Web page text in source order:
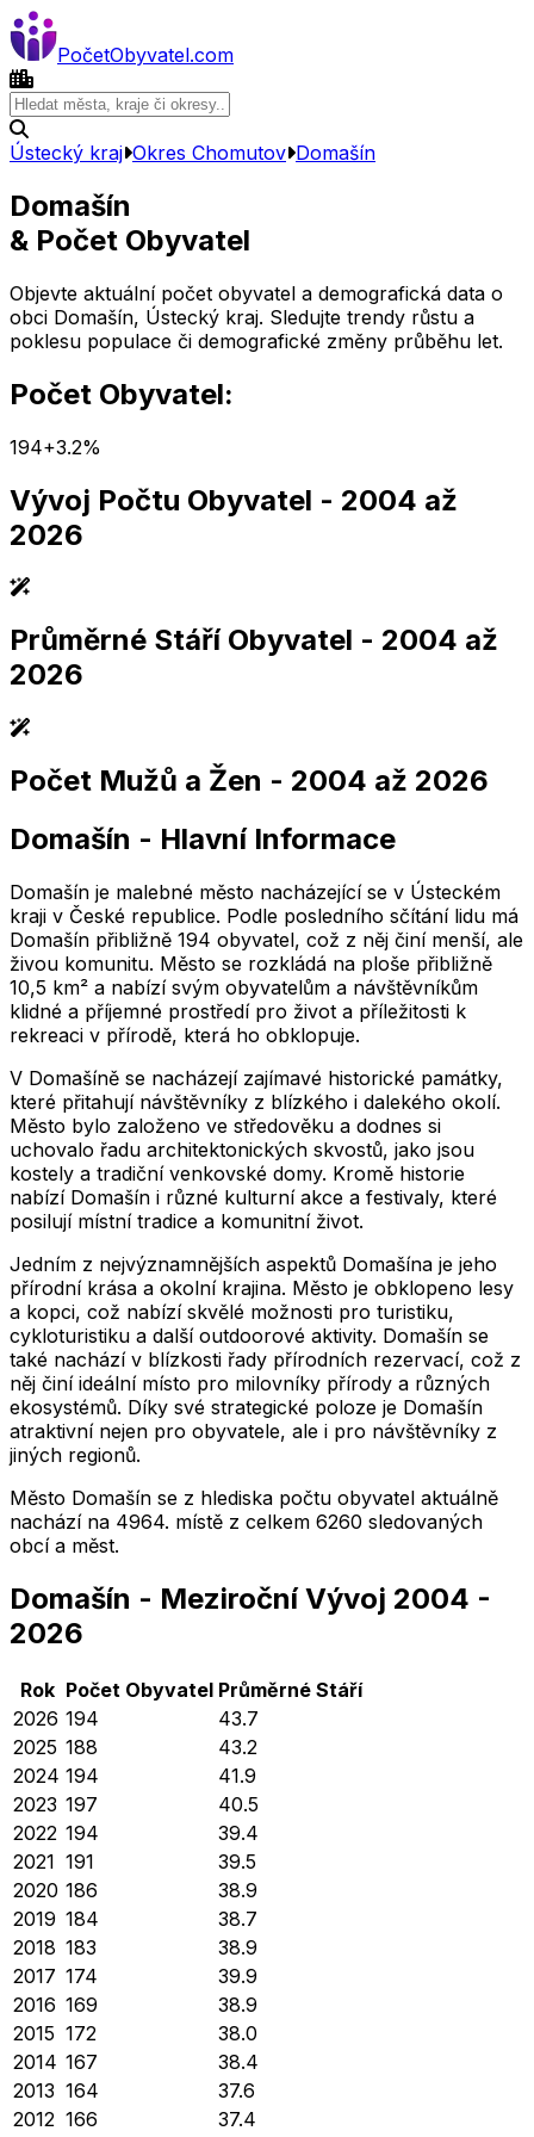
PočetObyvatel.com
Ústecký kraj Okres Chomutov Domašín
Domašín
& Počet Obyvatel
Objevte aktuální počet obyvatel a demografická data o
obci Domašín, Ústecký kraj. Sledujte trendy růstu a
poklesu populace či demografické změny průběhu let.
Počet Obyvatel:
194+3.2%
Vývoj Počtu Obyvatel - 2004 až
2026
2,005 2,010 2,015 2,020 2,025
2,005 2,010 2,015 2,020 2,025
Průměrné Stáří Obyvatel - 2004 až
2026
2,005 2,010 2,015 2,020 2,025
2,005 2,010 2,015 2,020 2,025
Počet Mužů a Žen - 2004 až 2026
Domašín - Hlavní Informace
Domašín je malebné město nacházející se v Ústeckém
kraji v České republice. Podle posledního sčítání lidu má
Domašín přibližně 194 obyvatel, což z něj činí menší, ale
živou komunitu. Město se rozkládá na ploše přibližně
10,5 km² a nabízí svým obyvatelům a návštěvníkům
klidné a příjemné prostředí pro život a příležitosti k
rekreaci v přírodě, která ho obklopuje.
V Domašíně se nacházejí zajímavé historické památky,
které přitahují návštěvníky z blízkého i dalekého okolí.
Město bylo založeno ve středověku a dodnes si
uchovalo řadu architektonických skvostů, jako jsou
kostely a tradiční venkovské domy. Kromě historie
nabízí Domašín i různé kulturní akce a festivaly, které
posilují místní tradice a komunitní život.
Jedním z nejvýznamnějších aspektů Domašína je jeho
přírodní krása a okolní krajina. Město je obklopeno lesy
a kopci, což nabízí skvělé možnosti pro turistiku,
cykloturistiku a další outdoorové aktivity. Domašín se
také nachází v blízkosti řady přírodních rezervací, což z
něj činí ideální místo pro milovníky přírody a různých
ekosystémů. Díky své strategické poloze je Domašín
atraktivní nejen pro obyvatele, ale i pro návštěvníky z
jiných regionů.
Město Domašín se z hlediska počtu obyvatel aktuálně
nachází na 4964. místě z celkem 6260 sledovaných
obcí a měst.
Domašín - Meziroční Vývoj 2004 -
2026
Rok Počet Obyvatel Průměrné Stáří
2026 194
43.7
2025 188
43.2
2024 194
41.9
2023 197
40.5
2022 194
39.4
2021 191
39.5
2020 186
38.9
2019 184
38.7
2018 183
38.9
2017 174
39.9
2016 169
38.9
2015 172
38.0
2014 167
38.4
2013 164
37.6
2012 166
37.4